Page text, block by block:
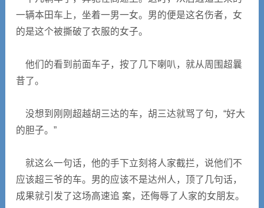
一辆本田车上，坐着一男一女。男的便是这名伤者，女
的是这个被撕破了衣服的女子。
他们的看到前面车子，按了几下喇叭，就从周围超曩
昔了。
没想到刚刚超越胡三达的车，胡三达就骂了句，“好大
的胆子。”
就这么一句话，他的手下立刻将人家截拦，说他们不
应该超三爷的车。男的应该不是达州人，顶了几句话，
成果就引发了这场高速追 案，还侮辱了人家的女朋友。